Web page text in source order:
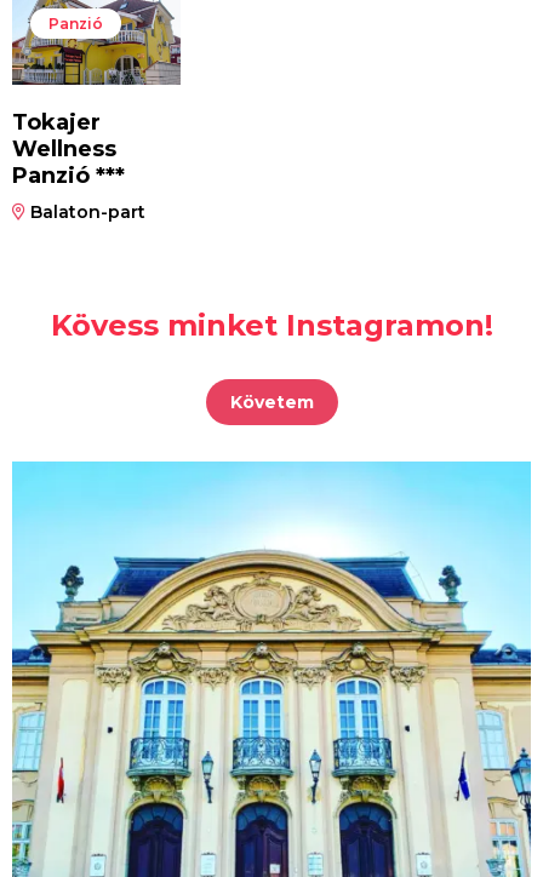
Panzió
Tokajer
Wellness
Panzió ***
Balaton-part
Kövess minket Instagramon!
Követem